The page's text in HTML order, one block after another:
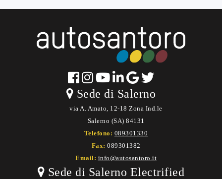
Sede di Salerno
via A. Amato, 12-18 Zona Ind.le
Salerno (SA) 84131
Telefono: 089301330
Fax: 089301382
Email: info@autosantoro.it
Sede di Salerno Electrified